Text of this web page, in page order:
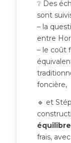
❔ Des
sont
– la
entre
– le coût
foncière,
🔹 et
frais,